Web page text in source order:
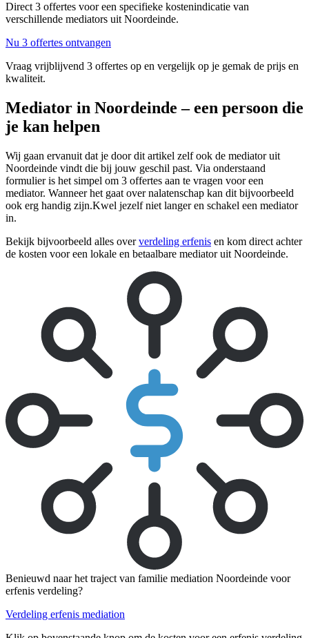
Direct 3 offertes voor een specifieke kostenindicatie van
verschillende mediators uit Noordeinde.
Nu 3 offertes ontvangen
Vraag vrijblijvend 3 offertes op en vergelijk op je gemak de prijs en
kwaliteit.
Mediator in Noordeinde – een persoon die
je kan helpen
Wij gaan ervanuit dat je door dit artikel zelf ook de mediator uit
Noordeinde vindt die bij jouw geschil past. Via onderstaand
formulier is het simpel om 3 offertes aan te vragen voor een
mediator. Wanneer het gaat over nalatenschap kan dit bijvoorbeeld
ook erg handig zijn.Kwel jezelf niet langer en schakel een mediator
in.
Bekijk bijvoorbeeld alles oververdeling erfenis en kom direct achter
de kosten voor een lokale en betaalbare mediator uit Noordeinde.
Benieuwd naar het traject van familie mediation Noordeinde voor
erfenis verdeling?
Verdeling erfenis mediation